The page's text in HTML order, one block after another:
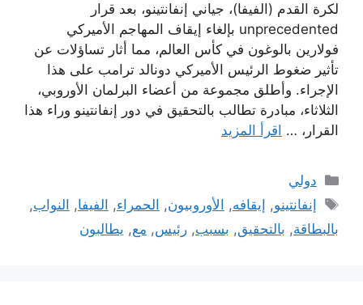
لكرة القدم (الفيفا)، جياني إنفانتينو، بعد قرار
unprecedented بإلغاء إيقاف المهاجم الأميركي
فولارين بالوغون في كأس العالم، مما أثار تساؤلات عن
تأثير ضغوط الرئيس الأميركي دونالد ترامب على هذا
الإجراء. وأطلق مجموعة من أعضاء البرلمان الأوروبي،
الثلاثاء، مبادرة تطالب بالتحقيق في دور إنفانتينو وراء هذا
القرار، … اقرأ المزيد
التصنيفات
دولي
الوسوم
إنفانتينو, إيقافه, الأوروبيون, الحمراء, الفيفا, النواب,
بالبطاقة, بالتحقيق, بسبب, رئيس, مع, يطالبون